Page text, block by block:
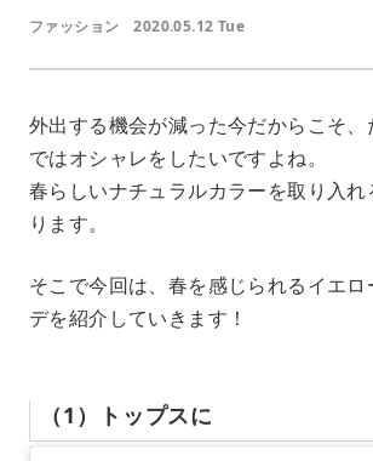
ファッション 2020.05.12 Tue
外出する機会が減った今だからこそ、
ではオシャレをしたいですよね。
春らしいナチュラルカラーを取り入
ります。
そこで今回は、春を感じられるイエ
デを紹介していきます！
（1）トップスに